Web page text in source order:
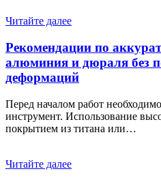
Читайте далее
Рекомендации по
алюминия и дюраля без
деформаций
Перед началом работ
инструмент. Использование
покрытием из титана или…
Читайте далее